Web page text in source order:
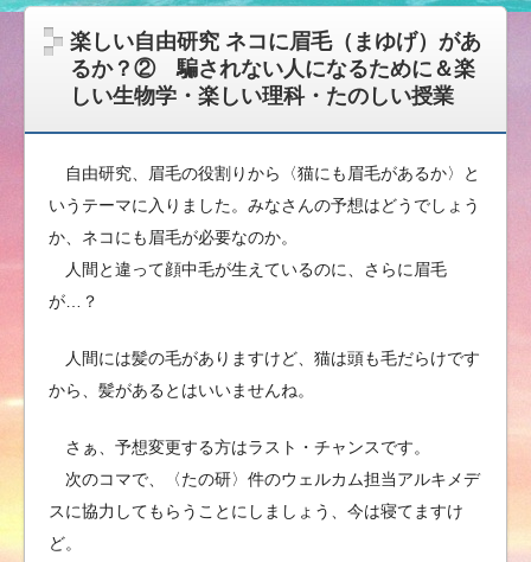
楽しい自由研究 ネコに眉毛（まゆげ）があ
るか？② 騙されない人になるために＆楽
しい生物学・楽しい理科・たのしい授業
自由研究、眉毛の役割りから〈猫にも眉毛があるか〉と
いうテーマに入りました。みなさんの予想はどうでしょう
か、ネコにも眉毛が必要なのか。
人間と違って顔中毛が生えているのに、さらに眉毛
が…？
人間には髪の毛がありますけど、猫は頭も毛だらけです
から、髪があるとはいいませんね。
さぁ、予想変更する方はラスト・チャンスです。
次のコマで、〈たの研〉件のウェルカム担当アルキメデ
スに協力してもらうことにしましょう、今は寝てますけ
ど。